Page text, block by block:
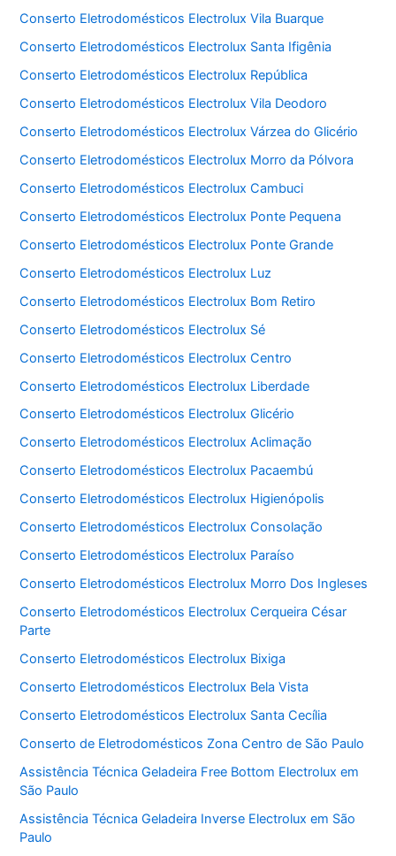
Conserto Eletrodomésticos Electrolux Vila Buarque
Conserto Eletrodomésticos Electrolux Santa Ifigênia
Conserto Eletrodomésticos Electrolux República
Conserto Eletrodomésticos Electrolux Vila Deodoro
Conserto Eletrodomésticos Electrolux Várzea do Glicério
Conserto Eletrodomésticos Electrolux Morro da Pólvora
Conserto Eletrodomésticos Electrolux Cambuci
Conserto Eletrodomésticos Electrolux Ponte Pequena
Conserto Eletrodomésticos Electrolux Ponte Grande
Conserto Eletrodomésticos Electrolux Luz
Conserto Eletrodomésticos Electrolux Bom Retiro
Conserto Eletrodomésticos Electrolux Sé
Conserto Eletrodomésticos Electrolux Centro
Conserto Eletrodomésticos Electrolux Liberdade
Conserto Eletrodomésticos Electrolux Glicério
Conserto Eletrodomésticos Electrolux Aclimação
Conserto Eletrodomésticos Electrolux Pacaembú
Conserto Eletrodomésticos Electrolux Higienópolis
Conserto Eletrodomésticos Electrolux Consolação
Conserto Eletrodomésticos Electrolux Paraíso
Conserto Eletrodomésticos Electrolux Morro Dos Ingleses
Conserto Eletrodomésticos Electrolux Cerqueira César
Parte
Conserto Eletrodomésticos Electrolux Bixiga
Conserto Eletrodomésticos Electrolux Bela Vista
Conserto Eletrodomésticos Electrolux Santa Cecília
Conserto de Eletrodomésticos Zona Centro de São Paulo
Assistência Técnica Geladeira Free Bottom Electrolux em
São Paulo
Assistência Técnica Geladeira Inverse Electrolux em São
Paulo